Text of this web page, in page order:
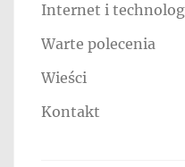
Internet i
Warte polecenia
Wieści
Kontakt